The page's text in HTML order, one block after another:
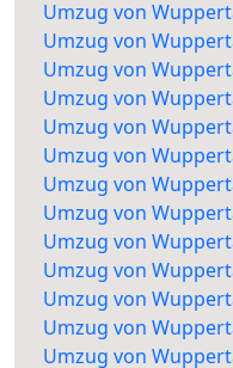
Umzug von
Umzug von
Umzug von
Umzug von
Umzug von
Umzug von
Umzug von
Umzug von
Umzug von
Umzug von
Umzug von
Umzug von
Umzug von